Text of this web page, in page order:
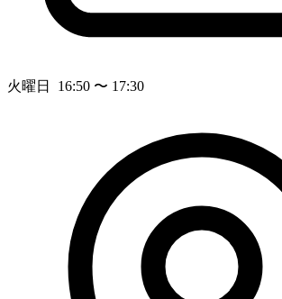
火曜日 16:50 〜 17:30